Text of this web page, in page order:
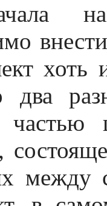
два
частью
между